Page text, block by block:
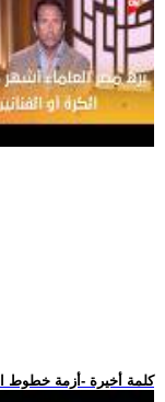
.. كلمة أخيرة -أزمة خطوط